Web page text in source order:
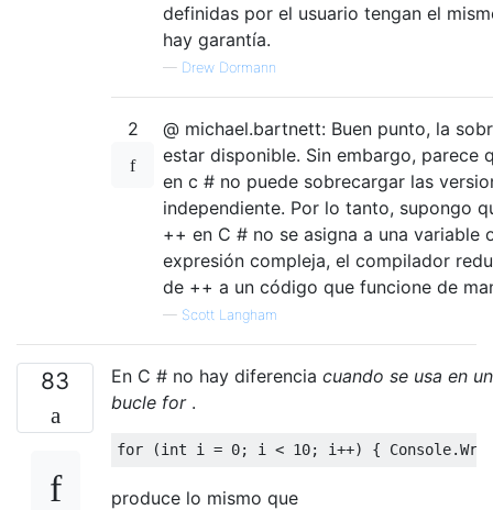
definidas por el usuario tengan el
hay garantía.
— Drew Dormann
2
@ michael.bartnett: Buen punto, la
estar disponible. Sin embargo, parece
en c # no puede sobrecargar las
independiente. Por lo tanto, supongo
++ en C # no se asigna a una variable
expresión compleja, el compilador
de ++ a un código que funcione de
— Scott Langham
83 En C # no hay diferencia cuando se usa en un
bucle for.
produce lo mismo que